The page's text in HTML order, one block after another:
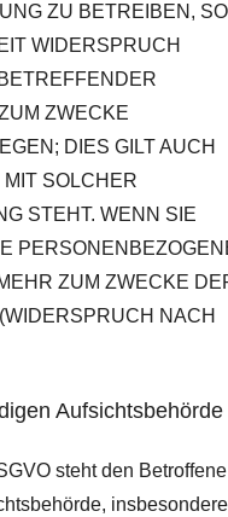
ZU BETREIBEN, SO
WIDERSPRUCH
ZWECKE
DIES GILT AUCH
SOLCHER
STEHT. WENN SIE
ZUM ZWECKE
NACH
Aufsichts­behörde
steht den